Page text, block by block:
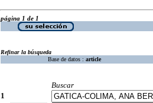
página 1 de 1
Refinar la búsqueda
Base de datos : article
Buscar
1